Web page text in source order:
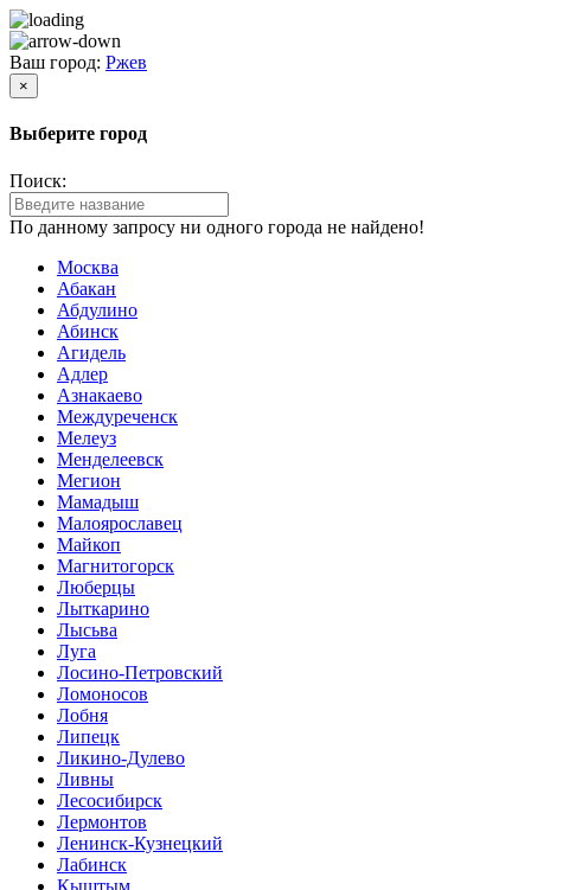
Ваш город: Ржев
×
Выберите город
Поиск:
По данному запросу ни одного города не найдено!
Москва
Абакан
Абдулино
Абинск
Агидель
Адлер
Азнакаево
Междуреченск
Мелеуз
Менделеевск
Мегион
Мамадыш
Малоярославец
Майкоп
Магнитогорск
Люберцы
Лыткарино
Лысьва
Луга
Лосино-Петровский
Ломоносов
Лобня
Липецк
Ликино-Дулево
Ливны
Лесосибирск
Лермонтов
Ленинск-Кузнецкий
Лабинск
Кыштым